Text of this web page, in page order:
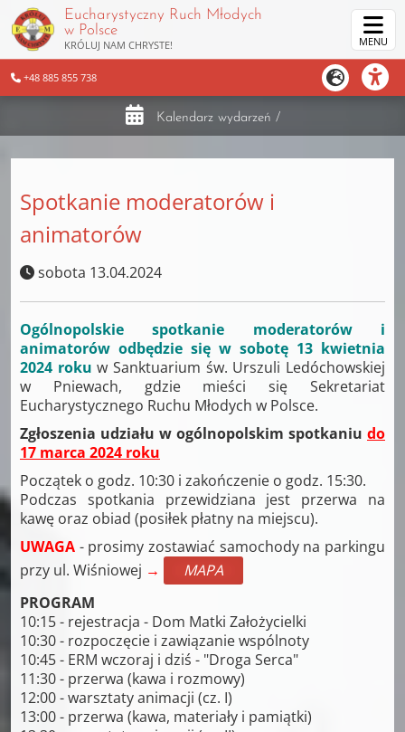
+48 885 855 738
Eucharystyczny Ruch Młodych
w Polsce
KRÓLUJ NAM CHRYSTE! MENU
Kalendarz wydarzeń /
Spotkanie moderatorów i
animatorów
sobota 13.04.2024
Ogólnopolskie spotkanie moderatorów i
animatorów odbędzie się w sobotę 13 kwietnia
2024 roku w Sanktuarium św. Urszuli Ledóchowskiej
w Pniewach, gdzie mieści się Sekretariat
Eucharystycznego Ruchu Młodych w Polsce.
Zgłoszenia udziału w ogólnopolskim spotkaniu do
17 marca 2024 roku
Początek o godz. 10:30 i zakończenie o godz. 15:30.
Podczas spotkania przewidziana jest przerwa na
kawę oraz obiad (posiłek płatny na miejscu).
UWAGA - prosimy zostawiać samochody na parkingu
przy ul. Wiśniowej →
MAPA
PROGRAM
10:15 - rejestracja - Dom Matki Założycielki
10:30 - rozpoczęcie i zawiązanie wspólnoty
10:45 - ERM wczoraj i dziś - "Droga Serca"
11:30 - przerwa (kawa i rozmowy)
12:00 - warsztaty animacji (cz. I)
13:00 - przerwa (kawa, materiały i pamiątki)